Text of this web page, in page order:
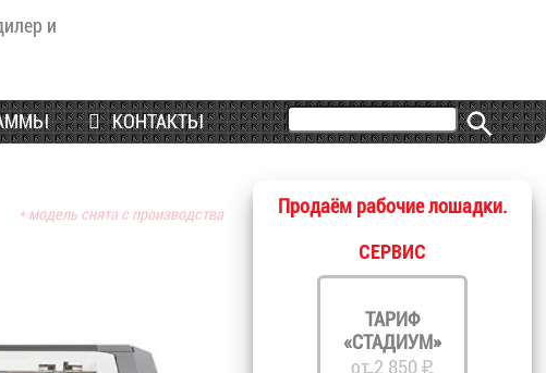
и
КОНТАКТЫ
* модель снята с производства Продаём рабочие лошадки.
СЕРВИС
ТАРИФ
«СТАДИУМ»
от 2 850 ₽